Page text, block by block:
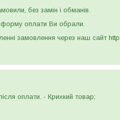
без замін і обманів.
форму оплати Ви обрали.
замовлення через наш сайт
оплати. - Крихкий товар;